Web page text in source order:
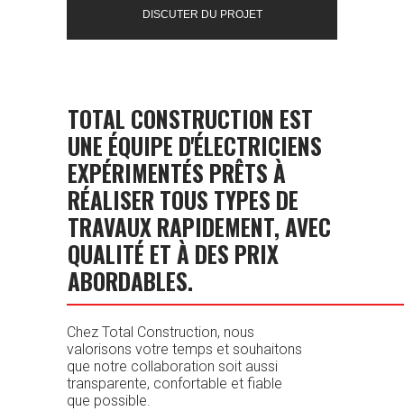
DISCUTER DU PROJET
TOTAL CONSTRUCTION EST
UNE ÉQUIPE D'ÉLECTRICIENS
EXPÉRIMENTÉS PRÊTS À
RÉALISER TOUS TYPES DE
TRAVAUX RAPIDEMENT, AVEC
QUALITÉ ET À DES PRIX
ABORDABLES.
Chez Total Construction, nous
valorisons votre temps et souhaitons
que notre collaboration soit aussi
transparente, confortable et fiable
que possible.